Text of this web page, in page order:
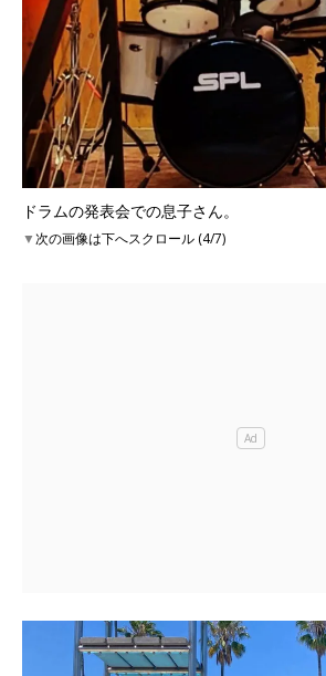
ドラムの発表会での息子さん。
▼次の画像は下へスクロール (4/7)